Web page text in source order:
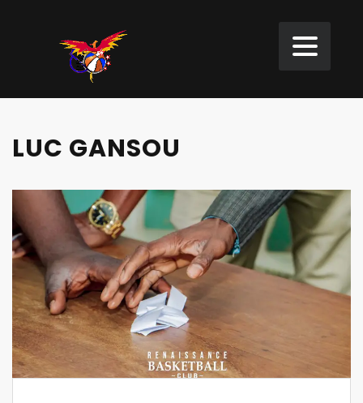
LUC GANSOU